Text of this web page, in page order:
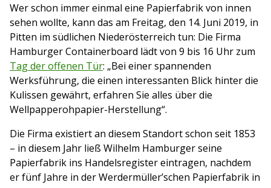
Wer schon immer einmal eine Papierfabrik von innen
sehen wollte, kann das am Freitag, den 14. Juni 2019, in
Pitten im südlichen Niederösterreich tun: Die Firma
Hamburger Containerboard lädt von 9 bis 16 Uhr zum
Tag der offenen Tür: „Bei einer spannenden
Werksführung, die einen interessanten Blick hinter die
Kulissen gewährt, erfahren Sie alles über die
Wellpapperohpapier-Herstellung“.
Die Firma existiert an diesem Standort schon seit 1853
– in diesem Jahr ließ Wilhelm Hamburger seine
Papierfabrik ins Handelsregister eintragen, nachdem
er fünf Jahre in der Werdermüller’schen Papierfabrik in